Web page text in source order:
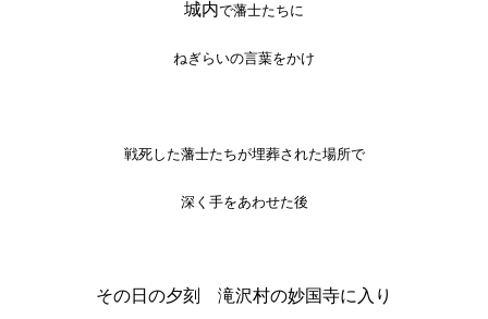
城内で藩士たちに
ねぎらいの言葉をかけ
戦死した藩士たちが埋葬された場所で
深く 手をあわせた後
その日の夕刻 滝沢村の妙国寺に入り